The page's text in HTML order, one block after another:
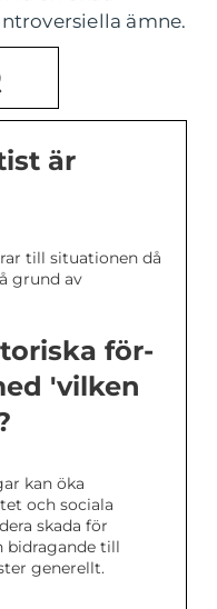
ämne.
är
till situationen då
grund av
för-
'vilken
kan öka
och sociala
skada för
bidragande till
generellt.